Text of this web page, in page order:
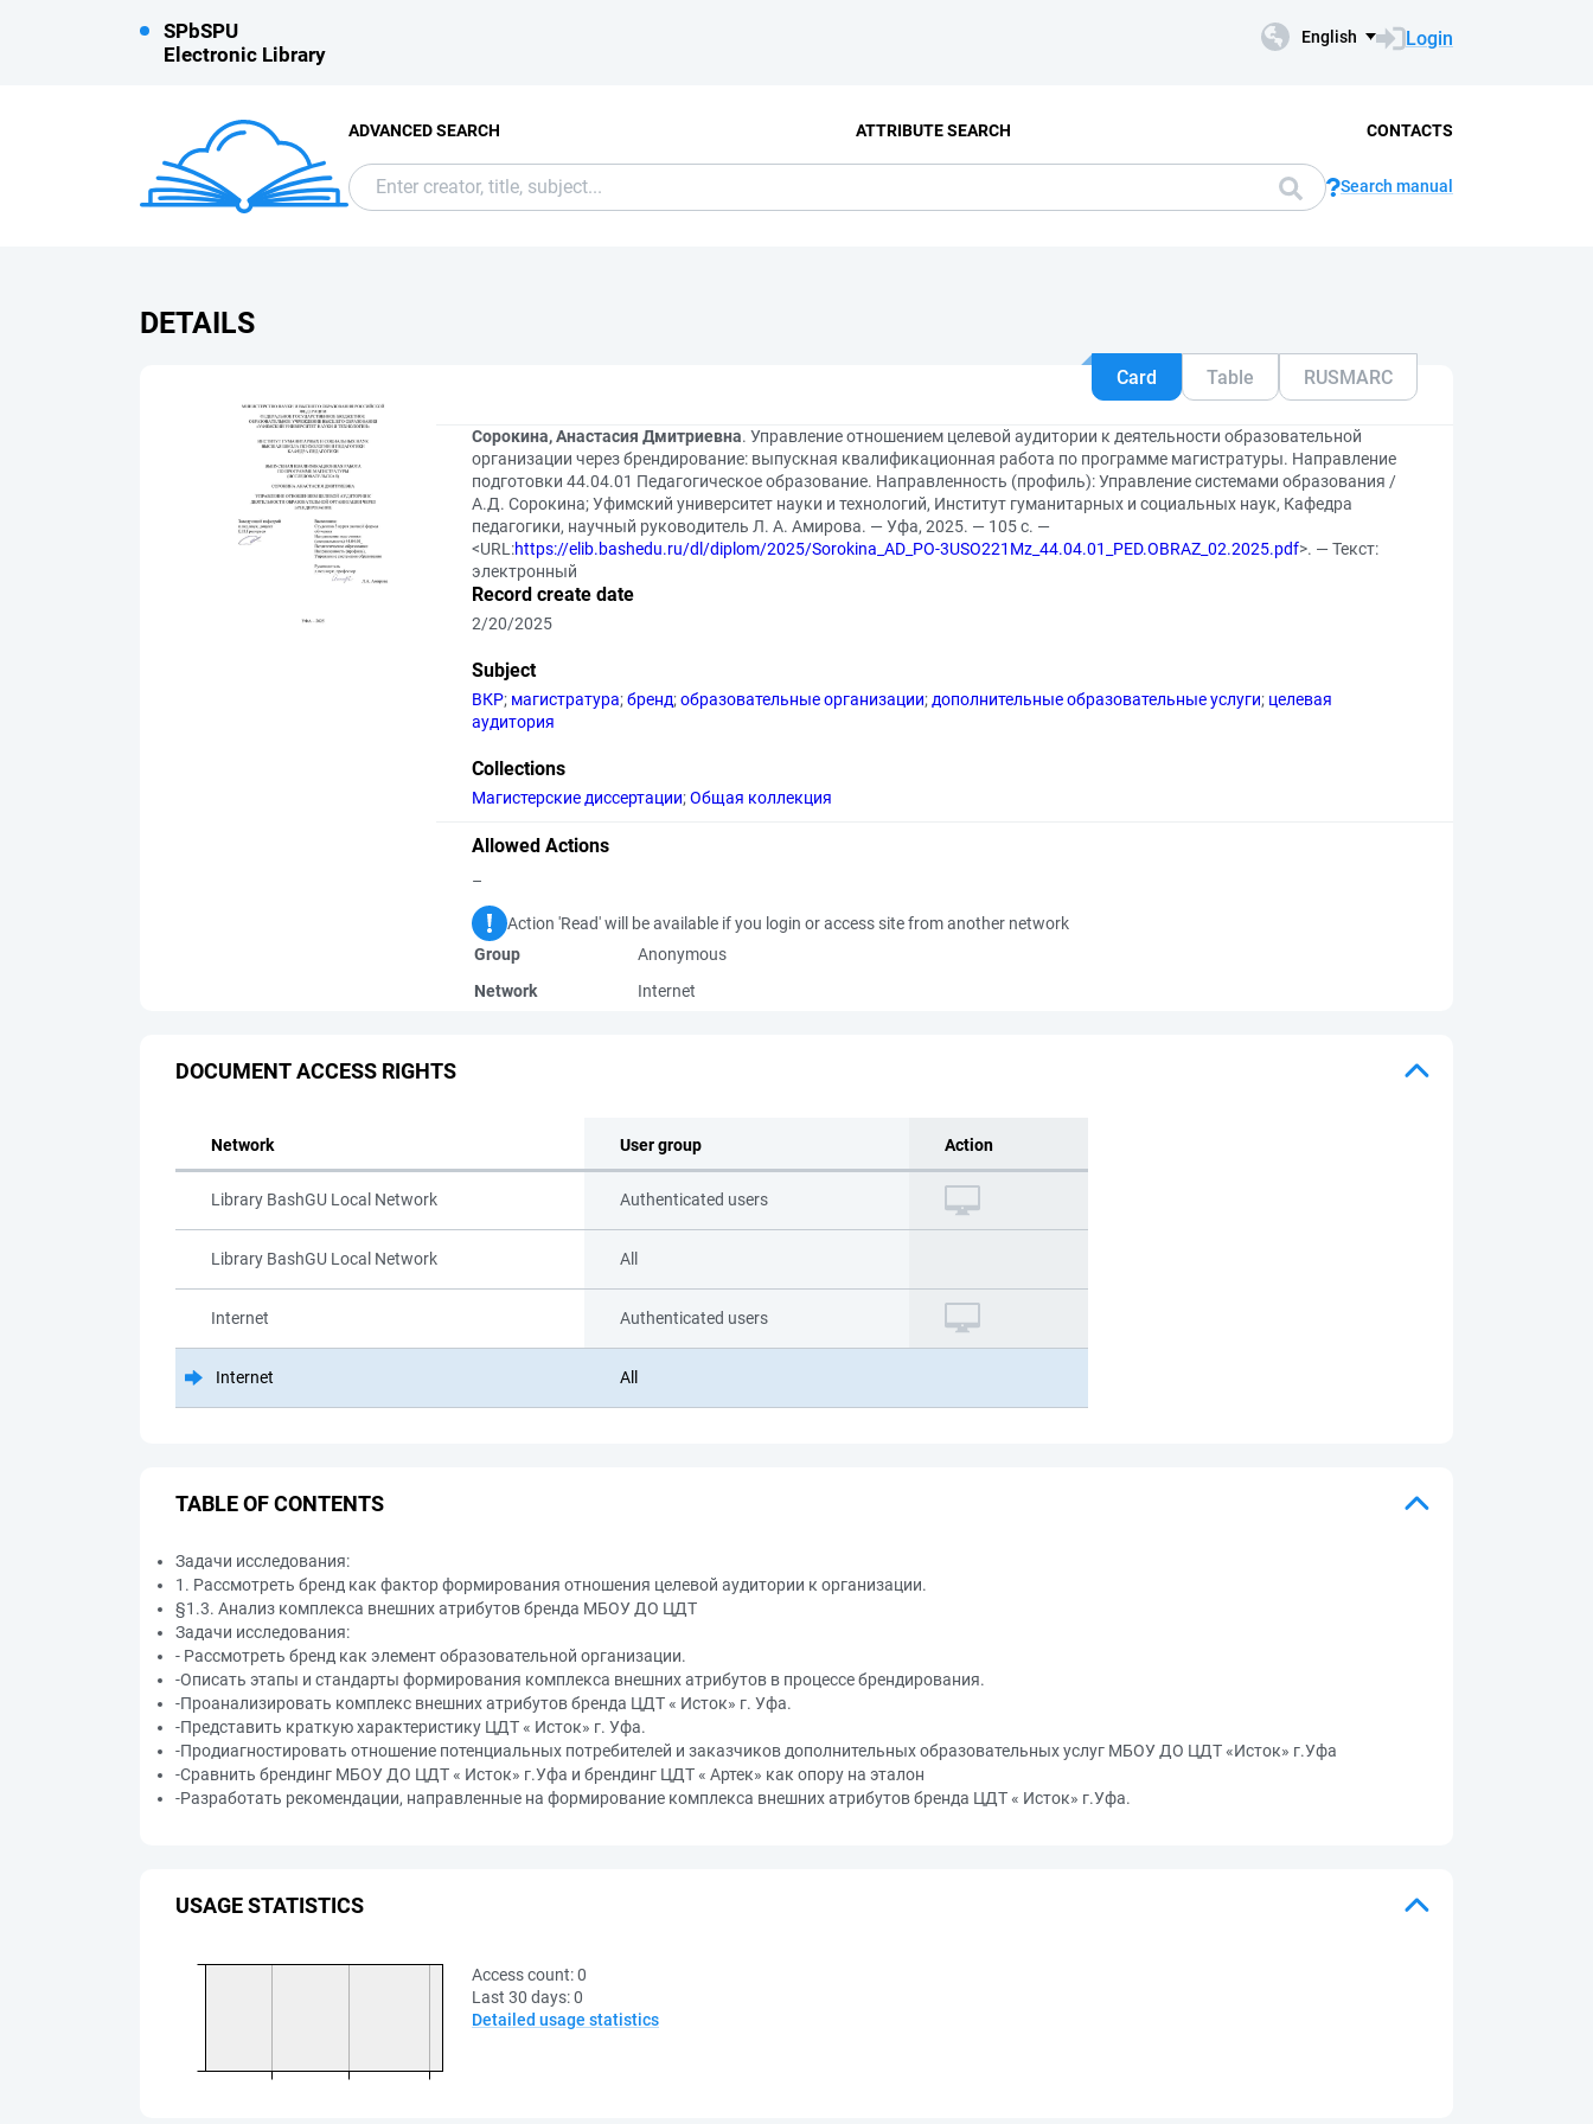
SPbSPU
Electronic Library
English Login
ADVANCED SEARCH ATTRIBUTE SEARCH CONTACTS
Search manual
DETAILS
Card Table RUSMARC
Сорокина, Анастасия Дмитриевна. Управление отношением целевой аудитории к деятельности образовательной
организации через брендирование: выпускная квалификационная работа по программе магистратуры. Направление
подготовки 44.04.01 Педагогическое образование. Направленность (профиль): Управление системами образования /
А.Д. Сорокина; Уфимский университет науки и технологий, Институт гуманитарных и социальных наук, Кафедра
педагогики, научный руководитель Л. А. Амирова. — Уфа, 2025. — 105 с. —
<URL:https://elib.bashedu.ru/dl/diplom/2025/Sorokina_AD_PO-3USO221Mz_44.04.01_PED.OBRAZ_02.2025.pdf>. — Текст:
электронный
Record create date
2/20/2025
Subject
ВКР; магистратура;бренд;образовательные организации; дополнительные образовательные услуги; целевая
аудитория
Collections
Магистерские диссертации;Общая коллекция
Allowed Actions
–
Action 'Read' will be available if you login or access site from another network
Group
Anonymous
Network
Internet
DOCUMENT ACCESS RIGHTS
Network User group Action
Library BashGU Local Network Authenticated users
Library BashGU Local Network All
Internet Authenticated users
Internet All
TABLE OF CONTENTS
Задачи исследования:
1. Рассмотреть бренд как фактор формирования отношения целевой аудитории к организации.
§1.3. Анализ комплекса внешних атрибутов бренда МБОУ ДО ЦДТ
Задачи исследования:
- Рассмотреть бренд как элемент образовательной организации.
-Описать этапы и стандарты формирования комплекса внешних атрибутов в процессе брендирования.
-Проанализировать комплекс внешних атрибутов бренда ЦДТ « Исток» г. Уфа.
-Представить краткую характеристику ЦДТ « Исток» г. Уфа.
-Продиагностировать отношение потенциальных потребителей и заказчиков дополнительных образовательных услуг МБОУ ДО ЦДТ «Исток» г.Уфа
-Сравнить брендинг МБОУ ДО ЦДТ « Исток» г.Уфа и брендинг ЦДТ « Артек» как опору на эталон
-Разработать рекомендации, направленные на формирование комплекса внешних атрибутов бренда ЦДТ « Исток» г.Уфа.
USAGE STATISTICS
Access count:0
Last 30 days:0
Detailed usage statistics